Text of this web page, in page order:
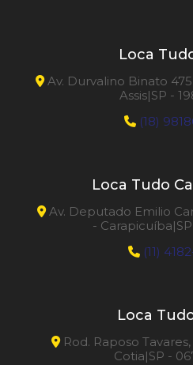
Loca
Av. Durvalino Binato
Assis|SP -
(18)
Loca Tudo
Av. Deputado Emilio
-
(11)
Loca
Rod. Raposo
Cotia|SP -